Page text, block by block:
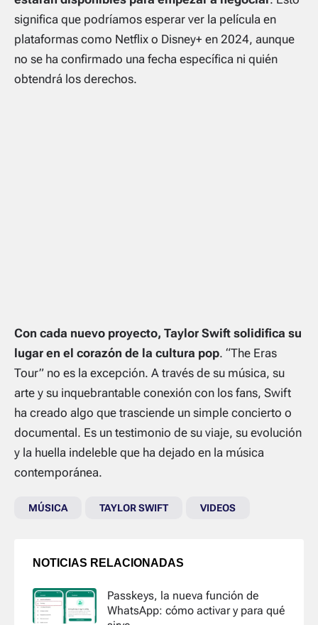
significa que podríamos esperar ver la película en
plataformas como Netflix o Disney+ en 2024, aunque
no se ha confirmado una fecha específica ni quién
obtendrá los derechos.
Con cada nuevo proyecto, Taylor Swift solidifica su
lugar en el corazón de la cultura pop. “The Eras
Tour” no es la excepción. A través de su música, su
arte y su inquebrantable conexión con los fans, Swift
ha creado algo que trasciende un simple concierto o
documental. Es un testimonio de su viaje, su evolución
y la huella indeleble que ha dejado en la música
contemporánea.
MÚSICA TAYLOR SWIFT VIDEOS
NOTICIAS RELACIONADAS
Passkeys, la nueva función de
WhatsApp: cómo activar y para qué